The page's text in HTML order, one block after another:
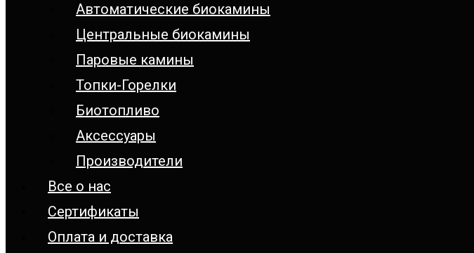
Автоматические биокамины
Центральные биокамины
Паровые камины
Топки-Горелки
Биотопливо
Аксессуары
Производители
Все о нас
Сертификаты
Оплата и доставка